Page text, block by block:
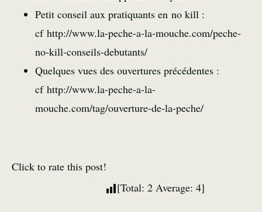
Petit conseil aux pratiquants en no kill :
cf http://www.la-peche-a-la-mouche.com/peche-
no-kill-conseils-debutants/
Quelques vues des ouvertures précédentes :
cf http://www.la-peche-a-la-
mouche.com/tag/ouverture-de-la-peche/
Click to rate this post!
[Total: 2 Average: 4]